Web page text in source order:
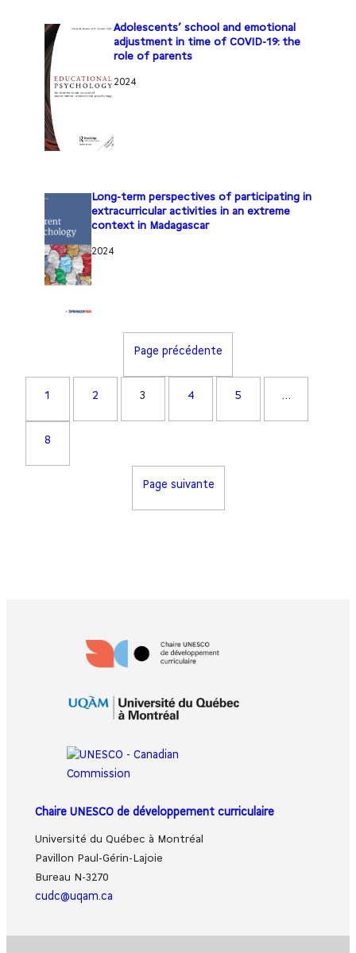
Adolescents’ school and emotional
adjustment in time of COVID-19: the
role of parents
2024
Long-term perspectives of participating in
extracurricular activities in an extreme
context in Madagascar
2024
Page précédente
1 2 3 4 5 …
8
Page suivante
Chaire UNESCO de développement curriculaire
Université du Québec à Montréal
Pavillon Paul-Gérin-Lajoie
Bureau N-3270
cudc@uqam.ca